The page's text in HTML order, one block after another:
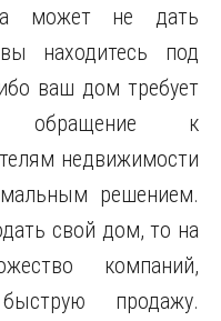
может не дать
находитесь под
ваш дом требует
обращение к
недвижимости
решением.
свой дом, то на
компаний,
продажу.